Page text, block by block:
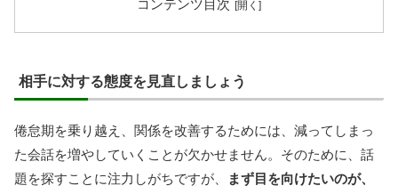
コンテンツ目次
相手に対する態度を見直しましょう
倦怠期を乗り越え、関係を改善するためには、減ってしまっ
た会話を増やしていくことが欠かせません。そのために、話
題を探すことに注力しがちですが、
まず目を向けたいのが、